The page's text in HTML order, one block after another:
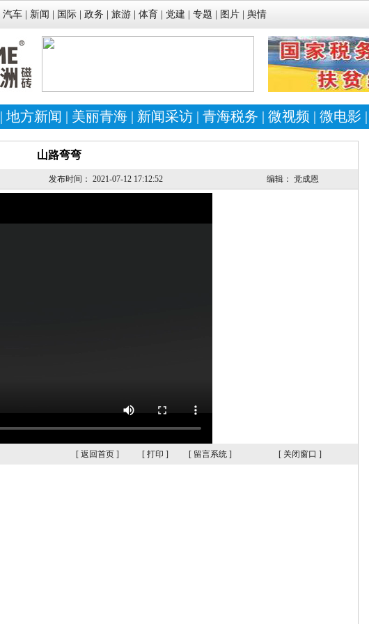
汽车 新闻 国际 政务 旅游 体育 党建 专题 图片 舆情
| 地方新闻 | 美丽青海 | 新闻采访 | 青海税务 | 微视频 | 微电影 |
山路弯弯
发布时间： 2021-07-12 17:12:52 编辑： 党成恩
[ 返回首页 ] [ 打印 ] [ 留言系统 ] [ 关闭窗口 ]